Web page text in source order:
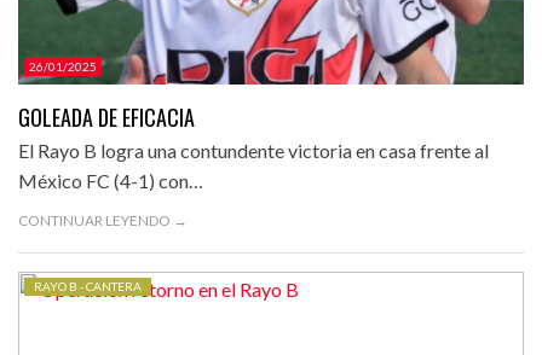
26/01/2025
GOLEADA DE EFICACIA
El Rayo B logra una contundente victoria en casa frente al
México FC (4-1) con…
CONTINUAR LEYENDO →
RAYO B - CANTERA